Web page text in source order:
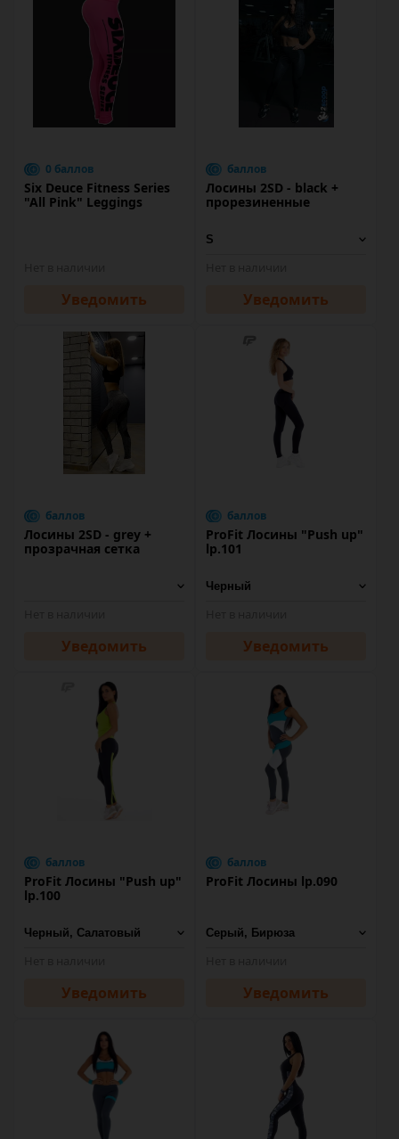
0 баллов
Six Deuce Fitness Series
"All Pink" Leggings
Уведомить
баллов
Лосины 2SD - black +
прорезиненные
Уведомить
баллов
Лосины 2SD - grey +
прозрачная сетка
Уведомить
баллов
ProFit Лосины "Push up"
lp.101
Уведомить
баллов
ProFit Лосины "Push up"
lp.100
Уведомить
баллов
ProFit Лосины lp.090
Уведомить